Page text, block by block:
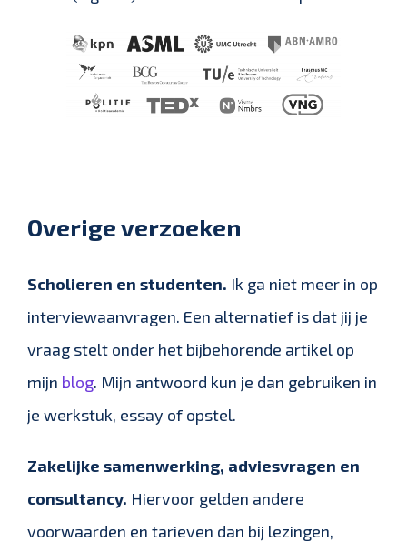
Overige verzoeken
Scholieren en studenten. Ik ga niet meer in op
interviewaanvragen. Een alternatief is dat jij je
vraag stelt onder het bijbehorende artikel op
mijn blog. Mijn antwoord kun je dan gebruiken in
je werkstuk, essay of opstel.
Zakelijke samenwerking, adviesvragen en
consultancy. Hiervoor gelden andere
voorwaarden en tarieven dan bij lezingen,